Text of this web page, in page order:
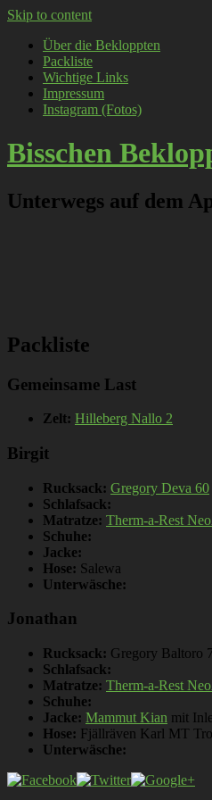
Skip to content
Über die Bekloppten
Packliste
Wichtige Links
Impressum
Instagram (Fotos)
Bisschen
Unterwegs auf dem
Packliste
Gemeinsame Last
Zelt: Hilleberg Nallo 2
Birgit
Rucksack: Gregory Deva 60
Schlafsack:
Matratze: Therm-a-Rest
Schuhe:
Jacke:
Hose: Salewa
Unterwäsche:
Jonathan
Rucksack: Gregory Baltoro
Schlafsack:
Matratze: Therm-a-Rest
Schuhe:
Jacke: Mammut Kian mit
Hose: Fjällräven Karl MT
Unterwäsche: